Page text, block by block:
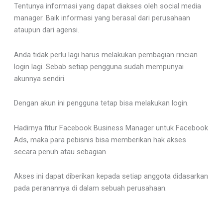
Tentunya informasi yang dapat diakses oleh social media
manager. Baik informasi yang berasal dari perusahaan
ataupun dari agensi.
Anda tidak perlu lagi harus melakukan pembagian rincian
login lagi. Sebab setiap pengguna sudah mempunyai
akunnya sendiri.
Dengan akun ini pengguna tetap bisa melakukan login.
Hadirnya fitur Facebook Business Manager untuk Facebook
Ads, maka para pebisnis bisa memberikan hak akses
secara penuh atau sebagian.
Akses ini dapat diberikan kepada setiap anggota didasarkan
pada peranannya di dalam sebuah perusahaan.